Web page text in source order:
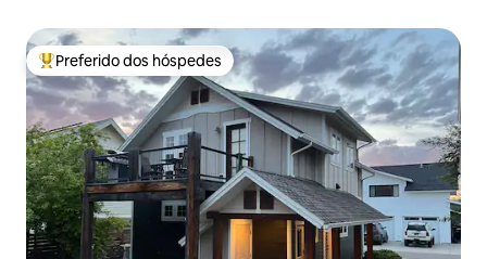
Entre os melhores preferidos dos hóspedes
Preferido dos hóspedes